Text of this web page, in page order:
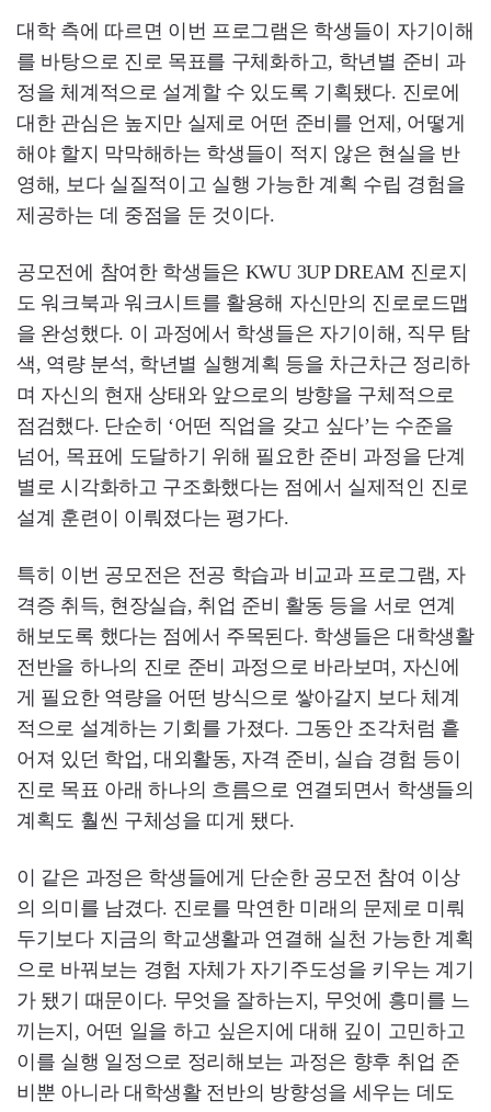
대학 측에 따르면 이번 프로그램은 학생들이 자기이해
를 바탕으로 진로 목표를 구체화하고, 학년별 준비 과
정을 체계적으로 설계할 수 있도록 기획됐다. 진로에
대한 관심은 높지만 실제로 어떤 준비를 언제, 어떻게
해야 할지 막막해하는 학생들이 적지 않은 현실을 반
영해, 보다 실질적이고 실행 가능한 계획 수립 경험을
제공하는 데 중점을 둔 것이다.
공모전에 참여한 학생들은 KWU 3UP DREAM 진로지
도 워크북과 워크시트를 활용해 자신만의 진로로드맵
을 완성했다. 이 과정에서 학생들은 자기이해, 직무 탐
색, 역량 분석, 학년별 실행계획 등을 차근차근 정리하
며 자신의 현재 상태와 앞으로의 방향을 구체적으로
점검했다. 단순히 ‘어떤 직업을 갖고 싶다’는 수준을
넘어, 목표에 도달하기 위해 필요한 준비 과정을 단계
별로 시각화하고 구조화했다는 점에서 실제적인 진로
설계 훈련이 이뤄졌다는 평가다.
특히 이번 공모전은 전공 학습과 비교과 프로그램, 자
격증 취득, 현장실습, 취업 준비 활동 등을 서로 연계
해보도록 했다는 점에서 주목된다. 학생들은 대학생활
전반을 하나의 진로 준비 과정으로 바라보며, 자신에
게 필요한 역량을 어떤 방식으로 쌓아갈지 보다 체계
적으로 설계하는 기회를 가졌다. 그동안 조각처럼 흩
어져 있던 학업, 대외활동, 자격 준비, 실습 경험 등이
진로 목표 아래 하나의 흐름으로 연결되면서 학생들의
계획도 훨씬 구체성을 띠게 됐다.
이 같은 과정은 학생들에게 단순한 공모전 참여 이상
의 의미를 남겼다. 진로를 막연한 미래의 문제로 미뤄
두기보다 지금의 학교생활과 연결해 실천 가능한 계획
으로 바꿔보는 경험 자체가 자기주도성을 키우는 계기
가 됐기 때문이다. 무엇을 잘하는지, 무엇에 흥미를 느
끼는지, 어떤 일을 하고 싶은지에 대해 깊이 고민하고
이를 실행 일정으로 정리해보는 과정은 향후 취업 준
비뿐 아니라 대학생활 전반의 방향성을 세우는 데도